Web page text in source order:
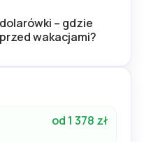
– gdzie
wakacjami?
od 1 378 zł